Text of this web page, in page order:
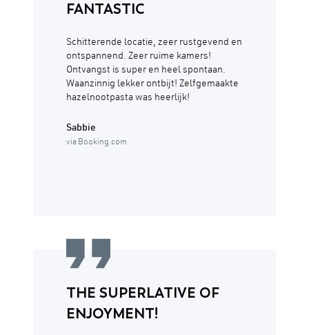
FANTASTIC
Schitterende locatie, zeer rustgevend en
ontspannend. Zeer ruime kamers!
Ontvangst is super en heel spontaan.
Waanzinnig lekker ontbijt! Zelfgemaakte
hazelnootpasta was heerlijk!
Sabbie
via Booking.com
THE SUPERLATIVE OF
ENJOYMENT!